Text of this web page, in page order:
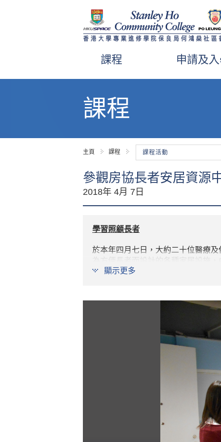
課程 申請及
課程
主頁 課程 課程活動
參觀房協長者安居資源
2018年 4月 7日
學習照顧長者
於本年四月七日，大約二十位醫療
試儀器以評估到訪長者的健康狀態
顯示更多